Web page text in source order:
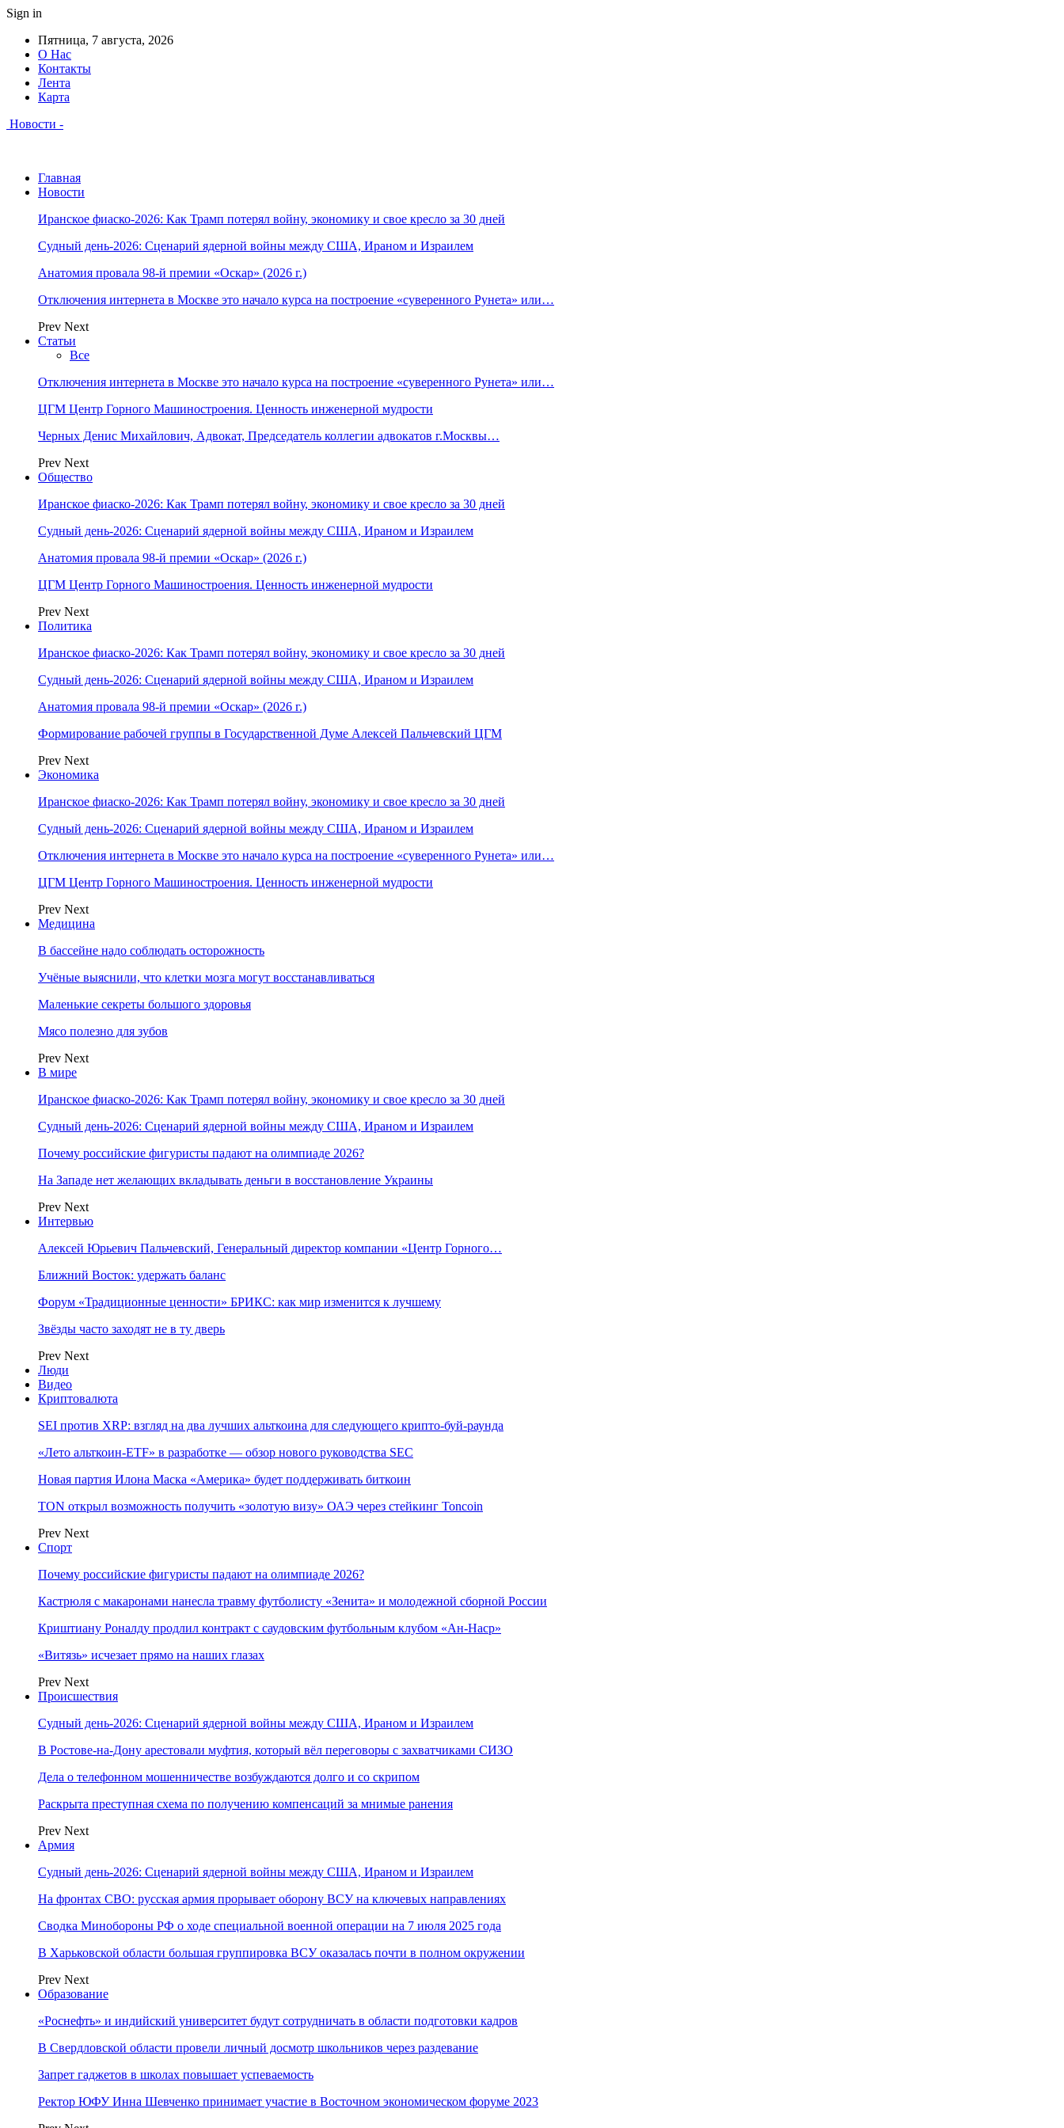
Sign in
Пятница, 7 августа, 2026
О Нас
Контакты
Лента
Карта
Новости -
Главная
Новости
Иранское фиаско-2026: Как Трамп потерял войну, экономику и свое кресло за 30 дней
Судный день-2026: Сценарий ядерной войны между США, Ираном и Израилем
Анатомия провала 98-й премии «Оскар» (2026 г.)
Отключения интернета в Москве это начало курса на построение «суверенного Рунета» или…
Prev Next
Статьи
Все
Отключения интернета в Москве это начало курса на построение «суверенного Рунета» или…
ЦГМ Центр Горного Машиностроения. Ценность инженерной мудрости
Черных Денис Михайлович, Адвокат, Председатель коллегии адвокатов г.Москвы…
Prev Next
Общество
Иранское фиаско-2026: Как Трамп потерял войну, экономику и свое кресло за 30 дней
Судный день-2026: Сценарий ядерной войны между США, Ираном и Израилем
Анатомия провала 98-й премии «Оскар» (2026 г.)
ЦГМ Центр Горного Машиностроения. Ценность инженерной мудрости
Prev Next
Политика
Иранское фиаско-2026: Как Трамп потерял войну, экономику и свое кресло за 30 дней
Судный день-2026: Сценарий ядерной войны между США, Ираном и Израилем
Анатомия провала 98-й премии «Оскар» (2026 г.)
Формирование рабочей группы в Государственной Думе Алексей Пальчевский ЦГМ
Prev Next
Экономика
Иранское фиаско-2026: Как Трамп потерял войну, экономику и свое кресло за 30 дней
Судный день-2026: Сценарий ядерной войны между США, Ираном и Израилем
Отключения интернета в Москве это начало курса на построение «суверенного Рунета» или…
ЦГМ Центр Горного Машиностроения. Ценность инженерной мудрости
Prev Next
Медицина
В бассейне надо соблюдать осторожность
Учёные выяснили, что клетки мозга могут восстанавливаться
Маленькие секреты большого здоровья
Мясо полезно для зубов
Prev Next
В мире
Иранское фиаско-2026: Как Трамп потерял войну, экономику и свое кресло за 30 дней
Судный день-2026: Сценарий ядерной войны между США, Ираном и Израилем
Почему российские фигуристы падают на олимпиаде 2026?
На Западе нет желающих вкладывать деньги в восстановление Украины
Prev Next
Интервью
Алексей Юрьевич Пальчевский, Генеральный директор компании «Центр Горного…
Ближний Восток: удержать баланс
Форум «Традиционные ценности» БРИКС: как мир изменится к лучшему
Звёзды часто заходят не в ту дверь
Prev Next
Люди
Видео
Криптовалюта
SEI против XRP: взгляд на два лучших альткоина для следующего крипто-буй-раунда
«Лето альткоин-ETF» в разработке — обзор нового руководства SEC
Новая партия Илона Маска «Америка» будет поддерживать биткоин
TON открыл возможность получить «золотую визу» ОАЭ через стейкинг Toncoin
Prev Next
Спорт
Почему российские фигуристы падают на олимпиаде 2026?
Кастрюля с макаронами нанесла травму футболисту «Зенита» и молодежной сборной России
Криштиану Роналду продлил контракт с саудовским футбольным клубом «Ан-Наср»
«Витязь» исчезает прямо на наших глазах
Prev Next
Происшествия
Судный день-2026: Сценарий ядерной войны между США, Ираном и Израилем
В Ростове-на-Дону арестовали муфтия, который вёл переговоры с захватчиками СИЗО
Дела о телефонном мошенничестве возбуждаются долго и со скрипом
Раскрыта преступная схема по получению компенсаций за мнимые ранения
Prev Next
Армия
Судный день-2026: Сценарий ядерной войны между США, Ираном и Израилем
На фронтах СВО: русская армия прорывает оборону ВСУ на ключевых направлениях
Сводка Минобороны РФ о ходе специальной военной операции на 7 июля 2025 года
В Харьковской области большая группировка ВСУ оказалась почти в полном окружении
Prev Next
Образование
«Роснефть» и индийский университет будут сотрудничать в области подготовки кадров
В Свердловской области провели личный досмотр школьников через раздевание
Запрет гаджетов в школах повышает успеваемость
Ректор ЮФУ Инна Шевченко принимает участие в Восточном экономическом форуме 2023